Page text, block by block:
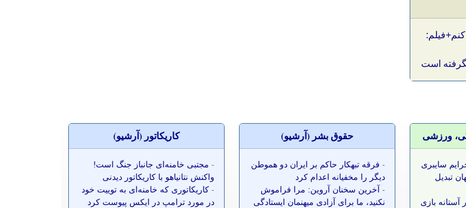
است
ورزشی
جرایم سایبری
تبدیل
آستانه بازی
حقوق بشر (آرشيو)
- فرقه تبهکار حاکم بر ایران دو هموطن
دیگر را مخفیانه اعدام کرد
- آخرین سخنان آروین: مرا فراموش
نکنید، ما برای آزادی میهنمان ایستادگی
کاريکاتور (آرشيو)
- مجتبی خامنه‌ای جانباز جنگ است!
واکنش نتانیاهو با کاریکاتور دیدنی
- کاریکاتوری که خامنه‌ای به توییت خود
در مورد ترامپ در ایکس پیوست کرد